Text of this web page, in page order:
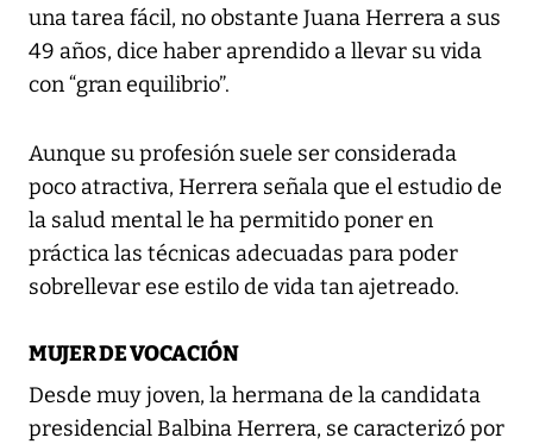
una tarea fácil, no obstante Juana Herrera a sus
49 años, dice haber aprendido a llevar su vida
con “gran equilibrio”.
Aunque su profesión suele ser considerada
poco atractiva, Herrera señala que el estudio de
la salud mental le ha permitido poner en
práctica las técnicas adecuadas para poder
sobrellevar ese estilo de vida tan ajetreado.
MUJER DE VOCACIÓN
Desde muy joven, la hermana de la candidata
presidencial Balbina Herrera, se caracterizó por